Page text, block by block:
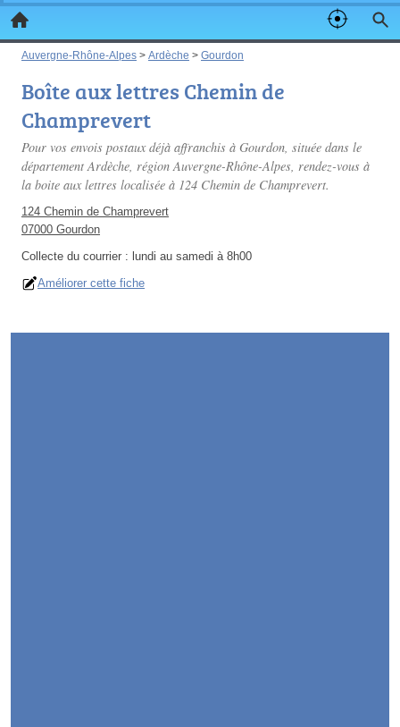
Auvergne-Rhône-Alpes > Ardèche > Gourdon
Boîte aux lettres Chemin de
Champrevert
Pour vos envois postaux déjà affranchis à Gourdon, située dans le
département Ardèche, région Auvergne-Rhône-Alpes, rendez-vous à
la boite aux lettres localisée à 124 Chemin de Champrevert.
124 Chemin de Champrevert
07000 Gourdon
Collecte du courrier : lundi au samedi à 8h00
Améliorer cette fiche